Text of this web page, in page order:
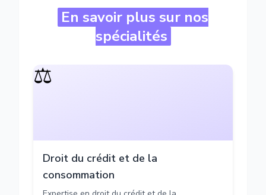
En savoir plus sur nos
spécialités
⚖️
Droit du crédit et de la
consommation